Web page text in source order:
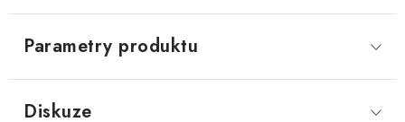
Parametry produktu
Diskuze